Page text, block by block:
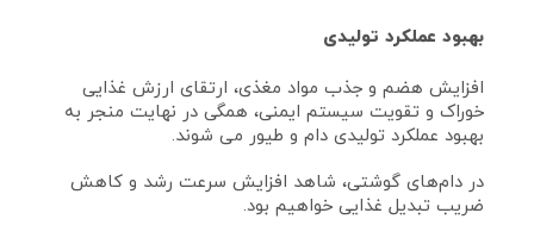
بهبود عملکرد تولیدی
افزایش هضم و جذب مواد مغذی، ارتقای ارزش غذایی
خوراک و تقویت سیستم ایمنی، همگی در نهایت منجر به
بهبود عملکرد تولیدی دام و طیور می‌ شوند.
در دام‌های گوشتی، شاهد افزایش سرعت رشد و کاهش
ضریب تبدیل غذایی خواهیم بود.